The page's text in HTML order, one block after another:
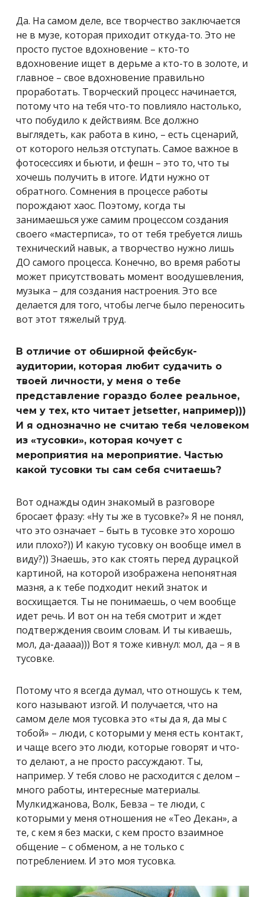
Да. На самом деле, все творчество заключается
не в музе, которая приходит откуда-то. Это не
просто пустое вдохновение – кто-то
вдохновение ищет в дерьме а кто-то в золоте, и
главное – свое вдохновение правильно
проработать. Творческий процесс начинается,
потому что на тебя что-то повлияло настолько,
что побудило к действиям. Все должно
выглядеть, как работа в кино, – есть сценарий,
от которого нельзя отступать. Самое важное в
фотосессиях и бьюти, и фешн – это то, что ты
хочешь получить в итоге. Идти нужно от
обратного. Сомнения в процессе работы
порождают хаос. Поэтому, когда ты
занимаешься уже самим процессом создания
своего «мастерписа», то от тебя требуется лишь
технический навык, а творчество нужно лишь
ДО самого процесса. Конечно, во время работы
может присутствовать момент воодушевления,
музыка – для создания настроения. Это все
делается для того, чтобы легче было переносить
вот этот тяжелый труд.
В отличие от обширной фейсбук-
аудитории, которая любит судачить о
твоей личности, у меня о тебе
представление гораздо более реальное,
чем у тех, кто читает jetsetter, например)))
И я однозначно не считаю тебя человеком
из «тусовки», которая кочует с
мероприятия на мероприятие. Частью
какой тусовки ты сам себя считаешь?
Вот однажды один знакомый в разговоре
бросает фразу: «Ну ты же в тусовке?» Я не понял,
что это означает – быть в тусовке это хорошо
или плохо?)) И какую тусовку он вообще имел в
виду?)) Знаешь, это как стоять перед дурацкой
картиной, на которой изображена непонятная
мазня, а к тебе подходит некий знаток и
восхищается. Ты не понимаешь, о чем вообще
идет речь. И вот он на тебя смотрит и ждет
подтверждения своим словам. И ты киваешь,
мол, да-даааа))) Вот я тоже кивнул: мол, да – я в
тусовке.
Потому что я всегда думал, что отношусь к тем,
кого называют изгой. И получается, что на
самом деле моя тусовка это «ты да я, да мы с
тобой» – люди, с которыми у меня есть контакт,
и чаще всего это люди, которые говорят и что-
то делают, а не просто рассуждают. Ты,
например. У тебя слово не расходится с делом –
много работы, интересные материалы.
Мулкиджанова, Волк, Бевза – те люди, с
которыми у меня отношения не «Тео Декан», а
те, с кем я без маски, с кем просто взаимное
общение – с обменом, а не только с
потреблением. И это моя тусовка.